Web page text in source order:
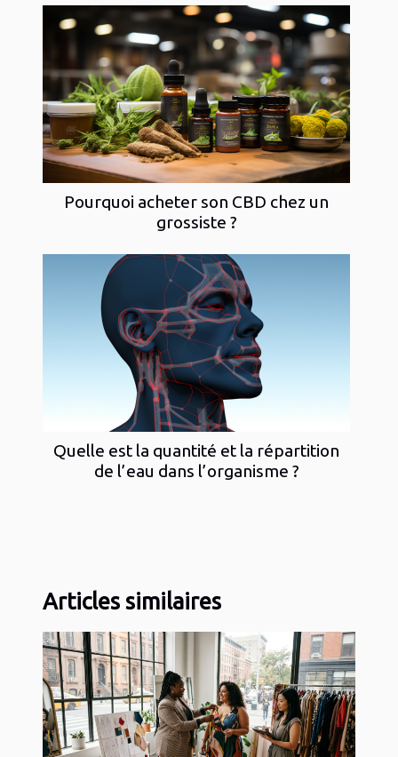
Pourquoi acheter son CBD chez un
grossiste ?
Quelle est la quantité et la répartition
de l’eau dans l’organisme ?
Articles similaires